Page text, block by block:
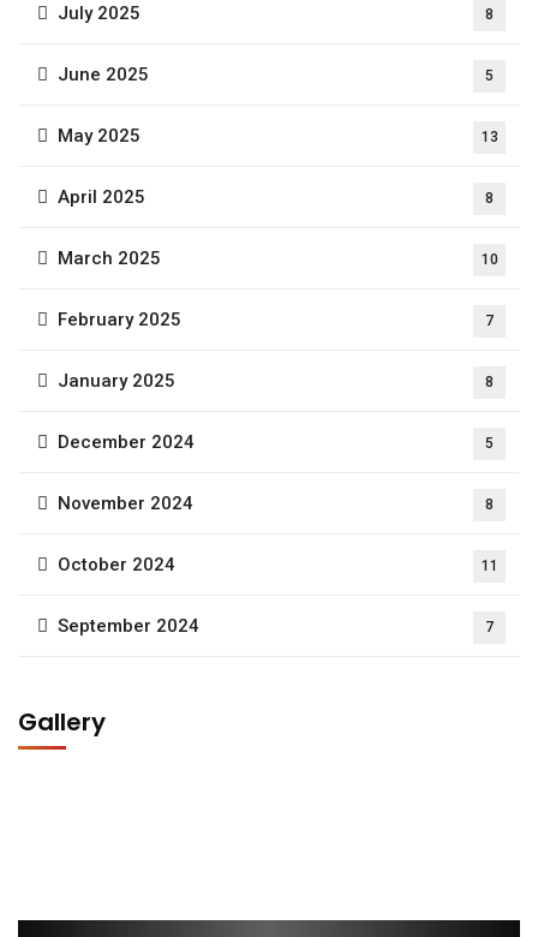
July 2025 8
June 2025 5
May 2025 13
April 2025 8
March 2025 10
February 2025 7
January 2025 8
December 2024 5
November 2024 8
October 2024 11
September 2024 7
Gallery